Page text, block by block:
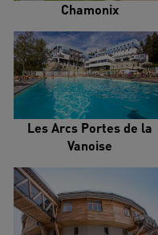
Chamonix
Les Arcs Portes de la
Vanoise